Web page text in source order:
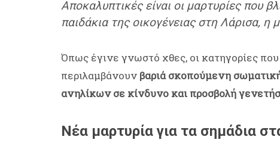
Αποκαλυπτικές είναι οι μαρτυρίες που
παιδάκια της οικογένειας στη Λάρισα,
Όπως έγινε γνωστό χθες, οι κατηγορίες που
περιλαμβάνουν βαριά σκοπούμενη
ανηλίκων σε κίνδυνο και προσβολή
Νέα μαρτυρία για τα σημάδια